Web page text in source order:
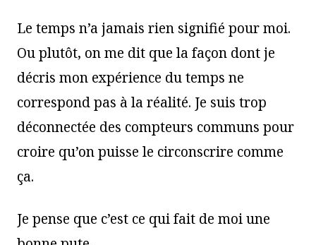
Le temps n’a jamais rien signifié pour moi.
Ou plutôt, on me dit que la façon dont je
décris mon expérience du temps ne
correspond pas à la réalité. Je suis trop
déconnectée des compteurs communs pour
croire qu’on puisse le circonscrire comme
ça.
Je pense que c’est ce qui fait de moi une